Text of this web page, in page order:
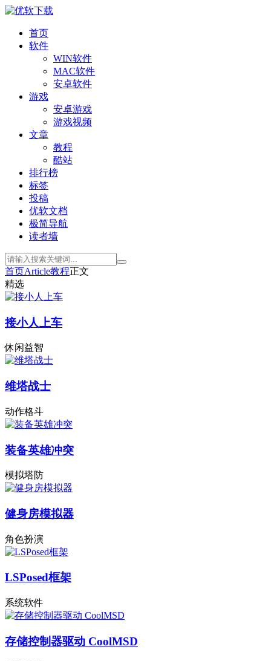
首页
软件
WIN软件
MAC软件
安卓软件
游戏
安卓游戏
游戏视频
文章
教程
酷站
排行榜
标签
投稿
优软文档
极简导航
读者墙
首页Article教程正文
精选
接小人上车
休闲益智
维塔战士
动作格斗
装备英雄冲突
模拟塔防
健身房模拟器
角色扮演
LSPosed框架
系统软件
存储控制器驱动 CoolMSD